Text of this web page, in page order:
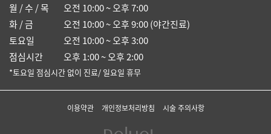
월 / 수 / 목
오전 10:00 ~ 오후 7:00
화 / 금
오전 10:00 ~ 오후 9:00 (야간진료)
토요일
오전 10:00 ~ 오후 3:00
점심시간
오후 1:00 ~ 오후 2:00
*토요일 점심시간 없이 진료/ 일요일 휴무
이용약관 개인정보처리방침 시술 주의사항